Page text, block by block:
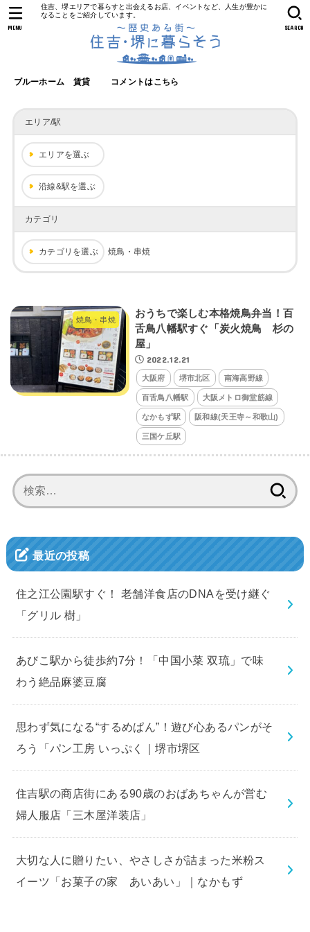
住吉、堺エリアで暮らすと出会えるお店、イベントなど、人生が豊かに
なることをご紹介しています。
ブルーホーム 賃貸 コメントはこちら
SEARCH
MENU
エリア/駅
エリアを選ぶ
沿線&駅を選ぶ
カテゴリ
カテゴリを選ぶ 焼鳥・串焼
焼鳥・串焼
おうちで楽しむ本格焼鳥弁当！百
舌鳥八幡駅すぐ「炭火焼鳥 杉の
屋」
2022.12.21
大阪府 堺市北区 南海高野線
百舌鳥八幡駅 大阪メトロ御堂筋線
なかもず駅 阪和線(天王寺～和歌山)
三国ケ丘駅
索:
最近の投稿
住之江公園駅すぐ！ 老舗洋食店のDNAを受け継ぐ
「グリル 樹」
あびこ駅から徒歩約7分！「中国小菜 双琉」で味
わう絶品麻婆豆腐
思わず気になる“するめぱん”！遊び心あるパンがそ
ろう「パン工房 いっぷく｜堺市堺区
住吉駅の商店街にある90歳のおばあちゃんが営む
婦人服店「三木屋洋装店」
大切な人に贈りたい、やさしさが詰まった米粉ス
イーツ「お菓子の家 あいあい」｜なかもず